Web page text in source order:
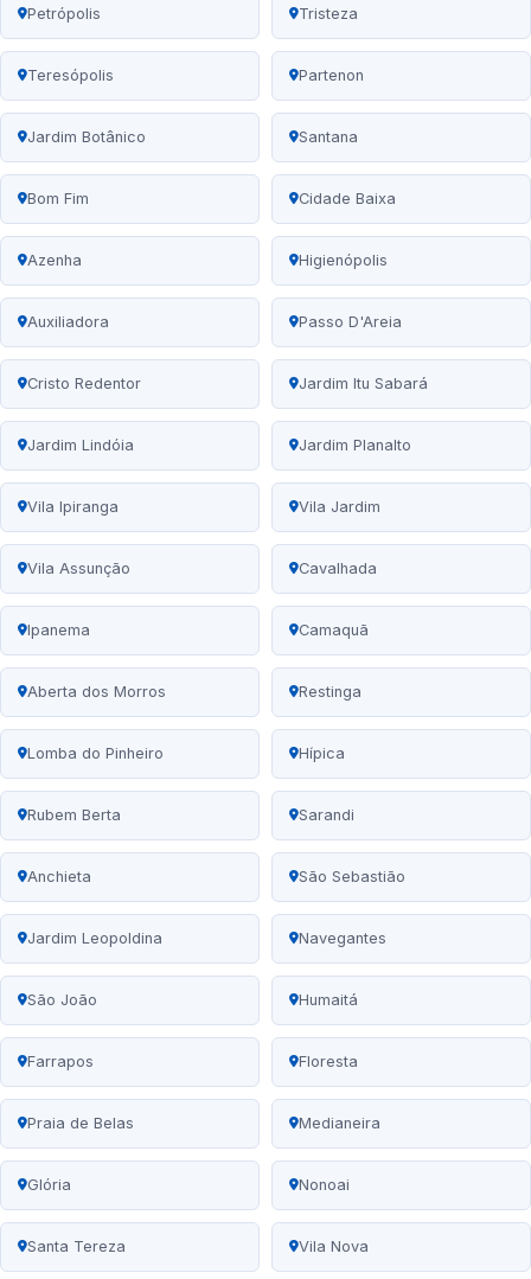
Petrópolis Tristeza
Teresópolis Partenon
Jardim Botânico Santana
Bom Fim Cidade Baixa
Azenha Higienópolis
Auxiliadora Passo D'Areia
Cristo Redentor Jardim Itu Sabará
Jardim Lindóia Jardim Planalto
Vila Ipiranga Vila Jardim
Vila Assunção Cavalhada
Ipanema Camaquã
Aberta dos Morros Restinga
Lomba do Pinheiro Hípica
Rubem Berta Sarandi
Anchieta São Sebastião
Jardim Leopoldina Navegantes
São João Humaitá
Farrapos Floresta
Praia de Belas Medianeira
Glória Nonoai
Santa Tereza Vila Nova